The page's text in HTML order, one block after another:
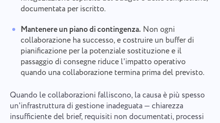
documentata per iscritto.
Mantenere un piano di contingenza. Non ogni
collaborazione ha successo, e costruire un buffer di
pianificazione per la potenziale sostituzione e il
passaggio di consegne riduce l'impatto operativo
quando una collaborazione termina prima del previsto.
Quando le collaborazioni falliscono, la causa è più spesso
un'infrastruttura di gestione inadeguata — chiarezza
insufficiente del brief, requisiti non documentati, processi